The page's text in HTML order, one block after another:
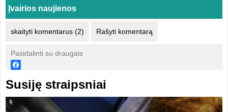
Įvairios naujienos
skaityti komentarus (2) Rašyti komentarą
Pasidalinti su draugais
Susiję straipsniai